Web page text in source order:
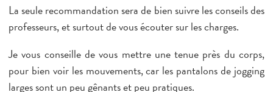
La seule recommandation sera de bien suivre les conseils des
professeurs, et surtout de vous écouter sur les charges.
Je vous conseille de vous mettre une tenue près du corps,
pour bien voir les mouvements, car les pantalons de jogging
larges sont un peu gênants et peu pratiques.